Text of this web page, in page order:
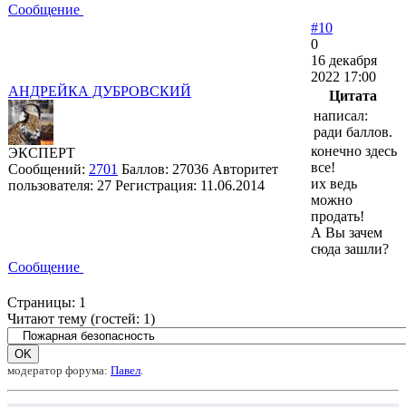
Сообщение
АНДРЕЙКА ДУБРОВСКИЙ
ЭКСПЕРТ
Сообщений: 2701 Баллов: 27036 Авторитет
пользователя: 27 Регистрация: 11.06.2014
#10
0
16 декабря
2022 17:00
Цитата
написал:
ради баллов.
конечно здесь
все!
их ведь
можно
продать!
А Вы зачем
сюда зашли?
Сообщение
Страницы: 1
Читают тему (гостей: 1)
модератор форума: Павел